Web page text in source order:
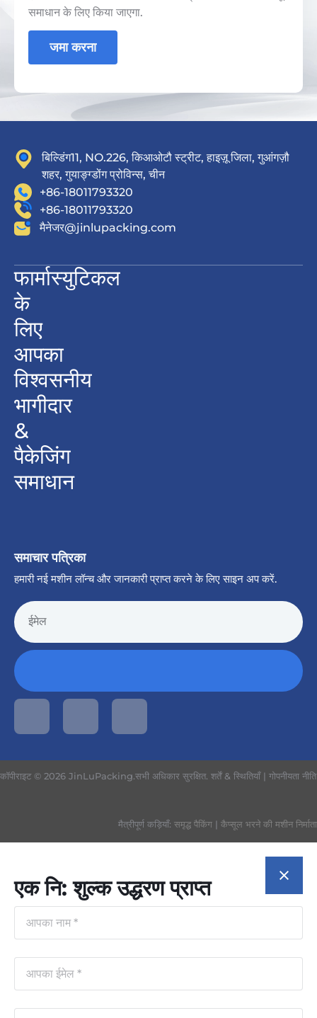
समाधान के लिए किया जाएगा.
जमा करना
बिल्डिंग11, NO.226, किआओटौ स्ट्रीट, हाइज़ू जिला, गुआंगज़ौ
शहर, गुयाङ्ग्डोंग प्रोविन्स, चीन
+86-18011793320
+86-18011793320
मैनेजर@jinlupacking.com
फार्मास्युटिकल
के
लिए
आपका
विश्वसनीय
भागीदार
&
पैकेजिंग
समाधान
समाचार पत्रिका
हमारी नई मशीन लॉन्च और जानकारी प्राप्त करने के लिए साइन अप करें.
कॉपीराइट © 2026 JinLuPacking.सभी अधिकार सुरक्षित. शर्तें & स्थितियाँ| गोपनीयता नीति
मैत्रीपूर्ण कड़ियाँ: समृद्ध पैकिंग | कैप्सूल भरने की मशीन निर्माता
एक नि: शुल्क उद्धरण प्राप्त